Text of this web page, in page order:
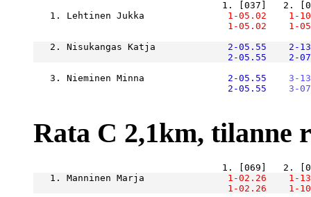
   1. Lehtinen Jukka
    1-05.02
1-
    1-05.02
1-
   2. Nisukangas Katja
    2-05.55
2-
    2-05.55
2-
   3. Nieminen Minna
    2-05.55
3-
    2-05.55
3-
Rata C 2,1km, tilanne
   1. Manninen Marja
    1-02.26
1-
    1-02.26
1-